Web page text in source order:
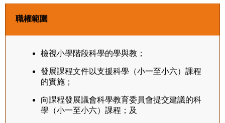
職權範圍
檢視小學階段科學的學與教；
發展課程文件以支援科學（小一至小六）課程
的實施；
向課程發展議會科學教育委員會提交建議的科
學（小一至小六）課程；及